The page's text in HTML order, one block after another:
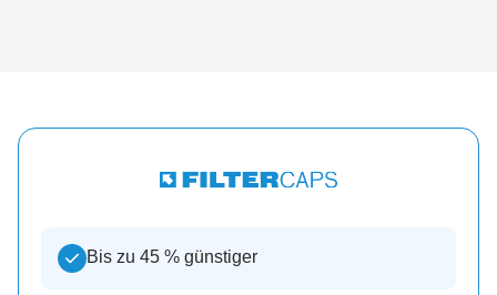
Bis zu 45 % günstiger